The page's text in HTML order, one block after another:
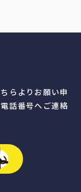
らよりお願い申
話番号へご連絡